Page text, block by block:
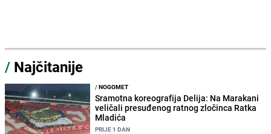
/ Najčitanije
/NOGOMET
Sramotna koreografija Delija: Na Marakani
veličali presuđenog ratnog zločinca Ratka
Mladića
PRIJE 1 DAN